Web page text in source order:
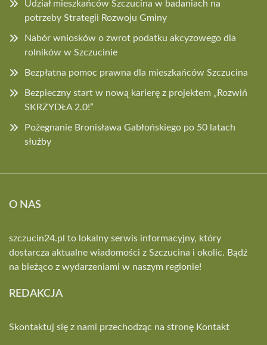
Udział mieszkańców Szczucina w badaniach na
potrzeby Strategii Rozwoju Gminy
Nabór wniosków o zwrot podatku akcyzowego dla
rolników w Szczucinie
Bezpłatna pomoc prawna dla mieszkańców Szczucina
Bezpieczny start w nową karierę z projektem „Rozwiń
SKRZYDŁA 2.0!”
Pożegnanie Bronisława Gabłońskiego po 50 latach
służby
O NAS
szczucin24.pl to lokalny serwis informacyjny, który
dostarcza aktualne wiadomości z Szczucina i okolic. Bądź
na bieżąco z wydarzeniami w naszym regionie!
REDAKCJA
Skontaktuj się z nami przechodząc na stronę Kontakt